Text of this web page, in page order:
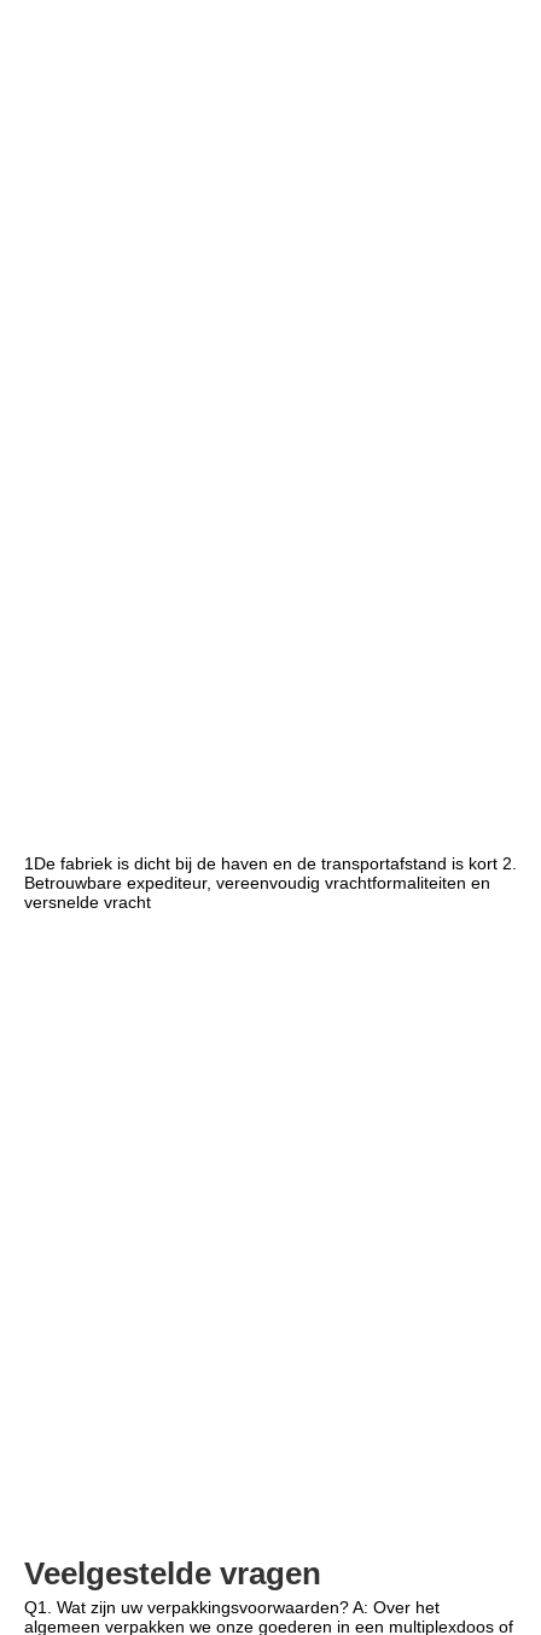
1De fabriek is dicht bij de haven en de transportafstand is kort 2.
Betrouwbare expediteur, vereenvoudig vrachtformaliteiten en
versnelde vracht
Veelgestelde vragen
Q1. Wat zijn uw verpakkingsvoorwaarden? A: Over het
algemeen verpakken we onze goederen in een multiplexdoos of